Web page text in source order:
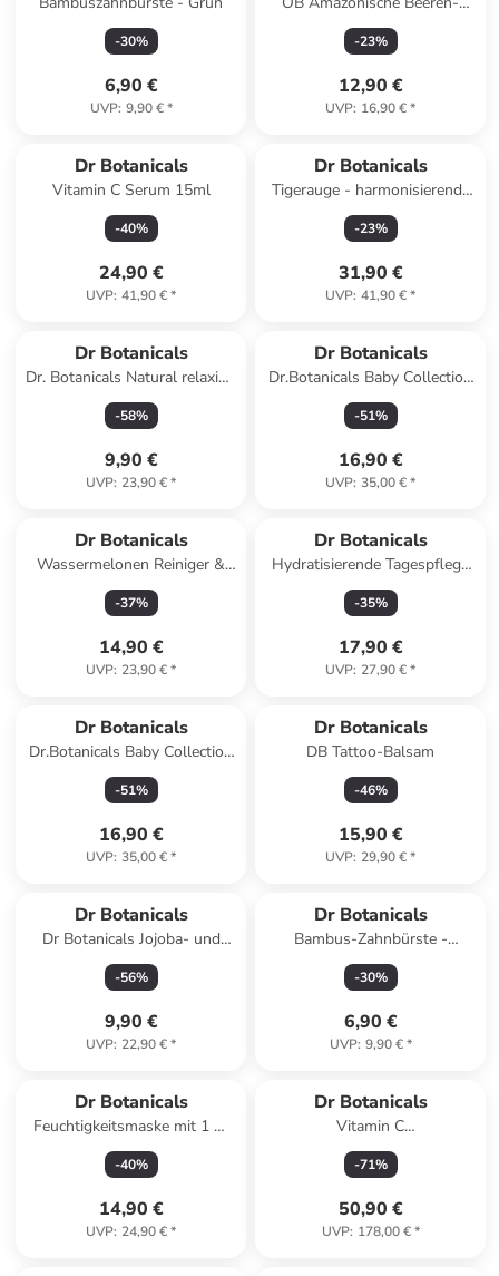
-30%
6,90 €
UVP: 9,90 €*
Tagescreme 15ml Einzelpack
-23%
12,90 €
UVP: 16,90 €*
Dr Botanicals
Vitamin C Serum 15ml
-40%
24,90 €
UVP: 41,90 €*
Dr Botanicals
Tigerauge - harmonisierende
und ausgleichende
Gesichtsrolle (goldener
-23%
31,90 €
UVP: 41,90 €*
Dr Botanicals
Dr. Botanicals Natural relaxing
chamomile Baby shampoo
-58%
9,90 €
UVP: 23,90 €*
Dr Botanicals
Dr.Botanicals Baby Collection
Sweet Almond Oil Diaper
Cream and Body Milk
-51%
16,90 €
UVP: 35,00 €*
Dr Botanicals
Wassermelonen Reiniger &
Make-up-Entferner mit
Fruchtsäuren 100 ml
-37%
14,90 €
UVP: 23,90 €*
Dr Botanicals
Hydratisierende Tagespflege
mit 1 % Hyaluronsäure & 1 %
Vitamin C
-35%
17,90 €
UVP: 27,90 €*
Dr Botanicals
Dr.Botanicals Baby Collection
Bubble Bath and Cream
-51%
16,90 €
UVP: 35,00 €*
Dr Botanicals
DB Tattoo-Balsam
-46%
15,90 €
UVP: 29,90 €*
Dr Botanicals
Dr Botanicals Jojoba- und
Süßmandelöl Baby-
Windelcreme
-56%
9,90 €
UVP: 22,90 €*
Dr Botanicals
Bambus-Zahnbürste -
Regenbogen
-30%
6,90 €
UVP: 9,90 €*
Dr Botanicals
Feuchtigkeitsmaske mit 1 %
Hyaluronsäure & 1 %
Gluconolacton 60 ml
-40%
14,90 €
UVP: 24,90 €*
Dr Botanicals
Vitamin C
Tagesfeuchtigkeitspflege für
Männer + Augenserum
-71%
50,90 €
UVP: 178,00 €*